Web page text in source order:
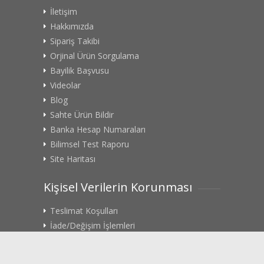
İletişim
Hakkımızda
Sipariş Takibi
Orjinal Ürün Sorgulama
Bayilik Başvusu
Videolar
Blog
Sahte Ürün Bildir
Banka Hesap Numaraları
Bilimsel Test Raporu
Site Haritası
Kişisel Verilerin Korunması
Teslimat Koşulları
İade/Değişim İşlemleri